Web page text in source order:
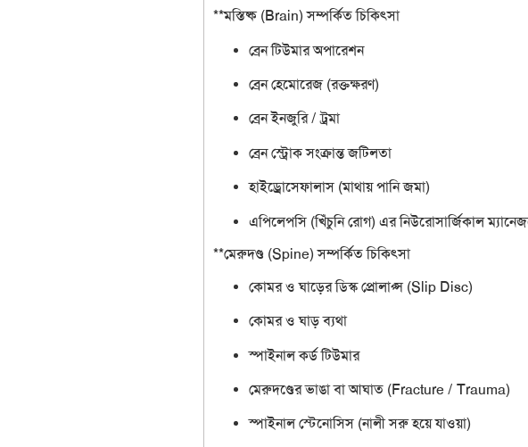
**মস্তিষ্ক (Brain) সম্পর্কিত চিকিৎসা
ব্রেন টিউমার অপারেশন
ব্রেন হেমোরেজ (রক্তক্ষরণ)
ব্রেন ইনজুরি / ট্রমা
ব্রেন স্ট্রোক সংক্রান্ত জটিলতা
হাইড্রোসেফালাস (মাথায় পানি জমা)
এপিলেপসি (খিঁচুনি রোগ) এর নিউরোসার্জিকাল
**মেরুদণ্ড (Spine) সম্পর্কিত চিকিৎসা
কোমর ও ঘাড়ের ডিস্ক প্রোলাপ্স (Slip Disc)
কোমর ও ঘাড় ব্যথা
স্পাইনাল কর্ড টিউমার
মেরুদণ্ডের ভাঙা বা আঘাত (Fracture / Trauma)
স্পাইনাল স্টেনোসিস (নালী সরু হয়ে যাওয়া)